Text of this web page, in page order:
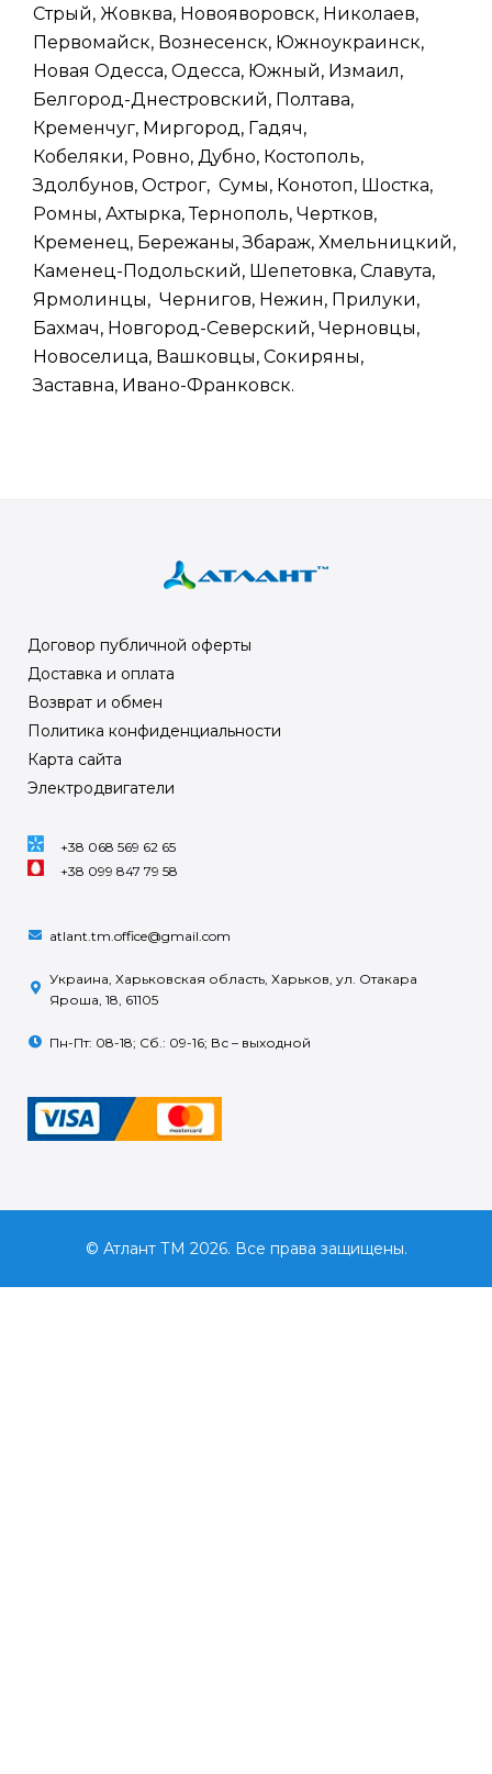
Стрый, Жовква, Новояворовск, Николаев,
Первомайск, Вознесенск, Южноукраинск,
Новая Одесса, Одесса, Южный, Измаил,
Белгород-Днестровский, Полтава,
Кременчуг, Миргород, Гадяч,
Кобеляки, Ровно, Дубно, Костополь,
Здолбунов, Острог, Сумы, Конотоп, Шостка,
Ромны, Ахтырка, Тернополь, Чертков,
Кременец, Бережаны, Збараж, Хмельницкий,
Каменец-Подольский, Шепетовка, Славута,
Ярмолинцы, Чернигов, Нежин, Прилуки,
Бахмач, Новгород-Северский, Черновцы,
Новоселица, Вашковцы, Сокиряны,
Заставна, Ивано-Франковск.
Договор публичной оферты
Доставка и оплата
Возврат и обмен
Политика конфиденциальности
Карта сайта
Электродвигатели
+38 068 569 62 65
+38 099 847 79 58
atlant.tm.office@gmail.com
Украина, Харьковская область, Харьков, ул. Отакара
Яроша, 18, 61105
Пн-Пт: 08-18; Сб.: 09-16; Вс – выходной
© Атлант ТМ 2026. Все права защищены.